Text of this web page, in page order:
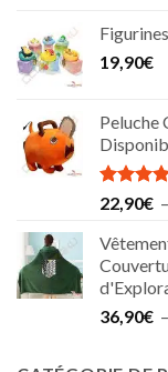
19,90€
Peluche
Note5.00
sur 5
22,90€ –
36,90€ –